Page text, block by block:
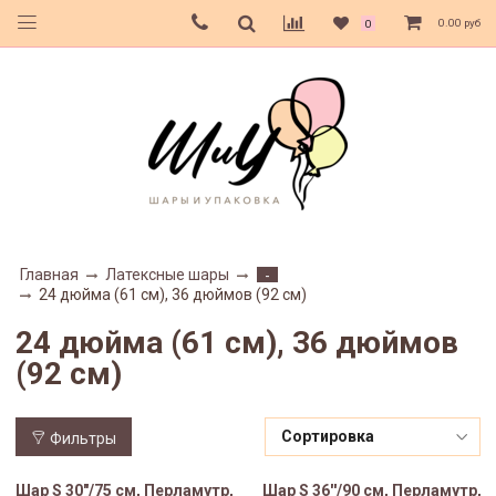
0 0.00 руб
Главная Латексные шары
-
24 дюйма (61 см), 36 дюймов (92 см)
24 дюйма (61 см), 36 дюймов
(92 см)
Фильтры
Шар S 30"/75 см, Перламутр, Шар S 36''/90 см, Перламутр,